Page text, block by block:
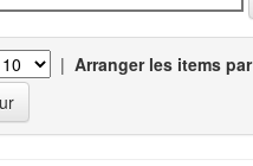
| Arranger les items par